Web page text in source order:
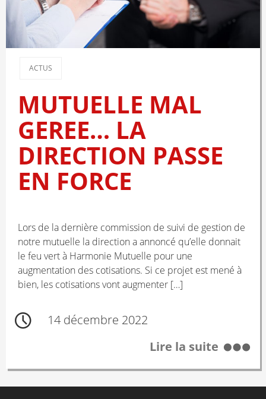
ACTUS
MUTUELLE MAL
GEREE… LA
DIRECTION PASSE
EN FORCE
Lors de la dernière commission de suivi de gestion de
notre mutuelle la direction a annoncé qu’elle donnait
le feu vert à Harmonie Mutuelle pour une
augmentation des cotisations. Si ce projet est mené à
bien, les cotisations vont augmenter […]
14 décembre 2022
Lire la suite